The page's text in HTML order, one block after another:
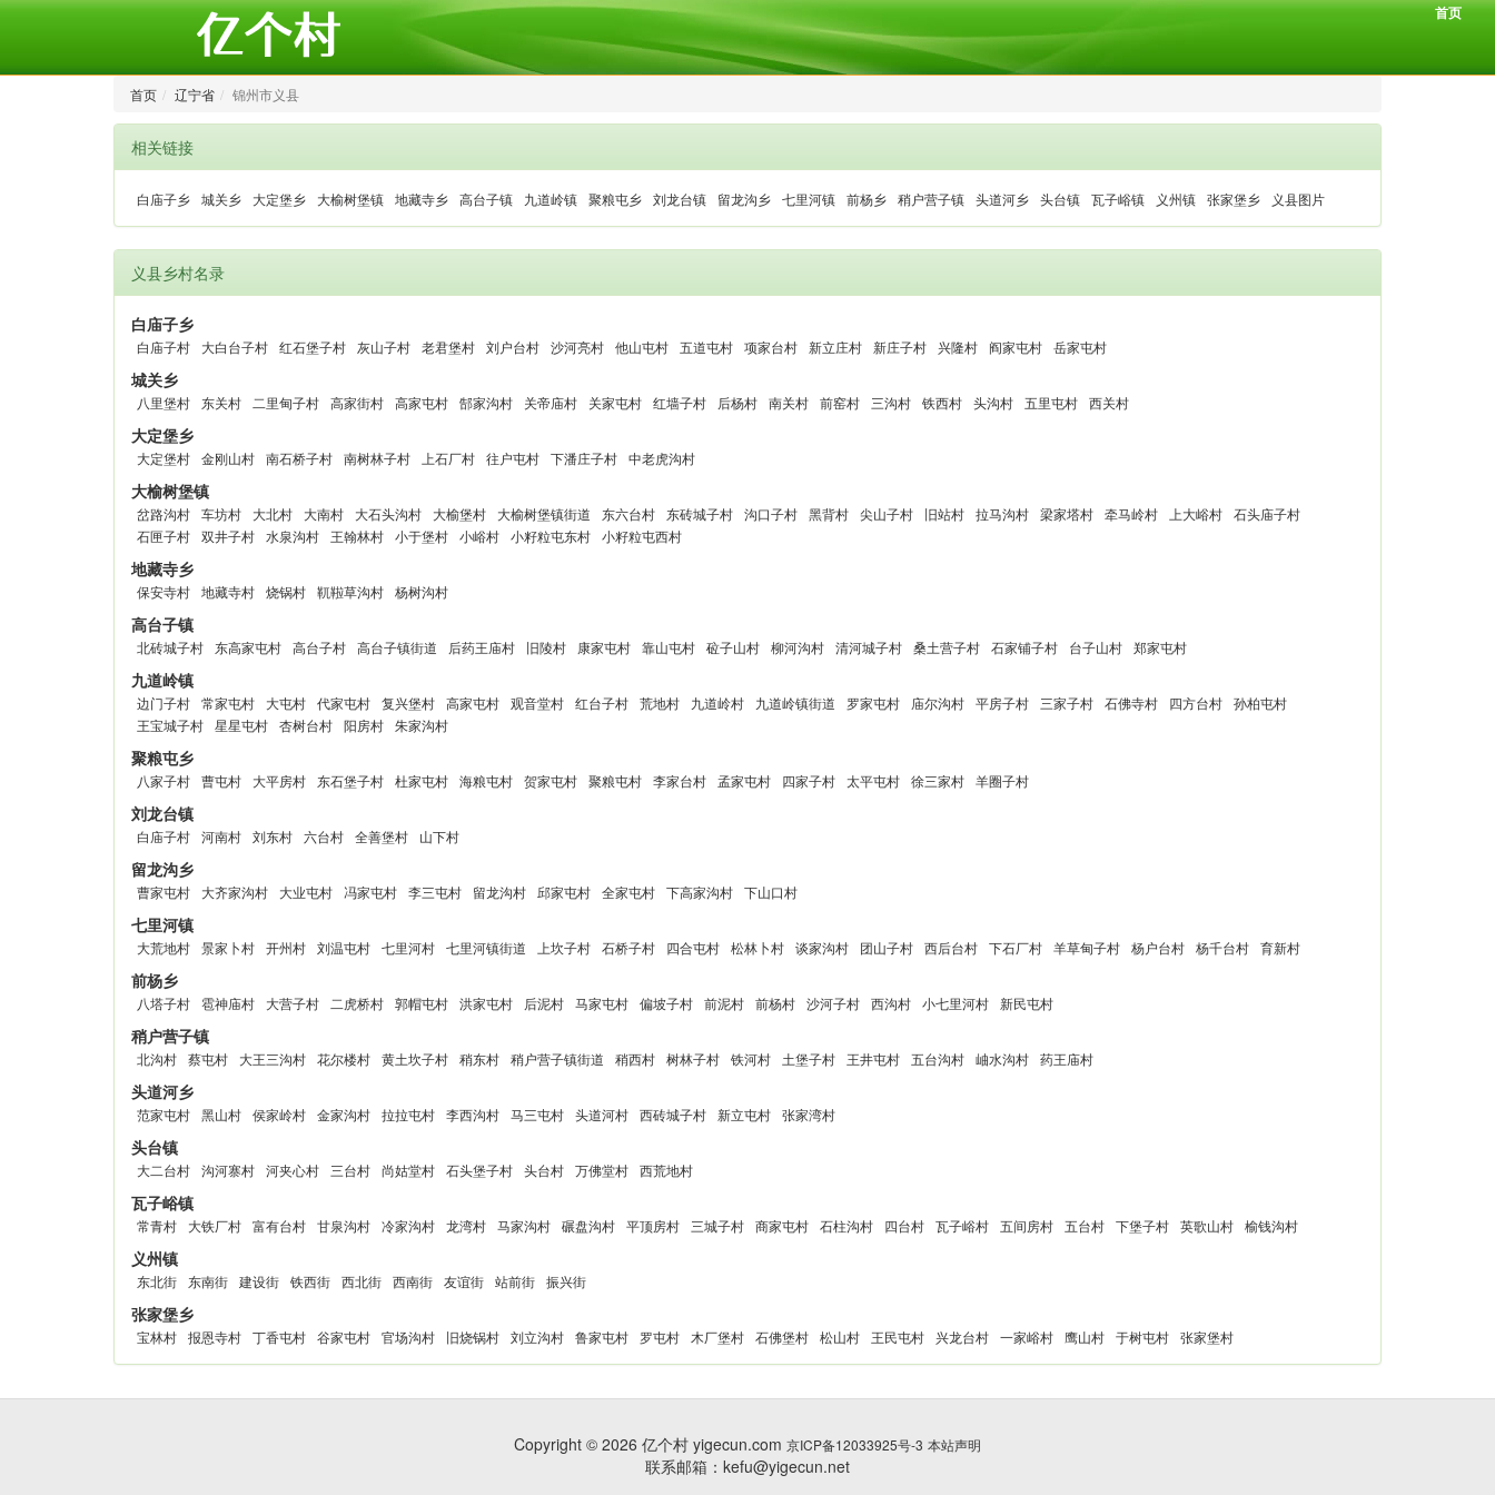
首页
首页 辽宁省 锦州市义县
相关链接
白庙子乡 城关乡 大定堡乡 大榆树堡镇 地藏寺乡 高台子镇 九道岭镇 聚粮屯乡 刘龙台镇 留龙沟乡 七里河镇 前杨乡 稍户营子镇 头道河乡 头台镇 瓦子峪镇 义州镇 张家堡乡 义县图片
义县乡村名录
白庙子乡
白庙子村 大白台子村 红石堡子村 灰山子村 老君堡村 刘户台村 沙河亮村 他山屯村 五道屯村 项家台村 新立庄村 新庄子村 兴隆村 阎家屯村 岳家屯村
城关乡
八里堡村 东关村 二里甸子村 高家街村 高家屯村 郜家沟村 关帝庙村 关家屯村 红墙子村 后杨村 南关村 前窑村 三沟村 铁西村 头沟村 五里屯村 西关村
大定堡乡
大定堡村 金刚山村 南石桥子村 南树林子村 上石厂村 往户屯村 下潘庄子村 中老虎沟村
大榆树堡镇
岔路沟村 车坊村 大北村 大南村 大石头沟村 大榆堡村 大榆树堡镇街道 东六台村 东砖城子村 沟口子村 黑背村 尖山子村 旧站村 拉马沟村 梁家塔村 牵马岭村 上大峪村 石头庙子村
石匣子村 双井子村 水泉沟村 王翰林村 小于堡村 小峪村 小籽粒屯东村 小籽粒屯西村
地藏寺乡
保安寺村 地藏寺村 烧锅村 靰鞡草沟村 杨树沟村
高台子镇
北砖城子村 东高家屯村 高台子村 高台子镇街道 后药王庙村 旧陵村 康家屯村 靠山屯村 砬子山村 柳河沟村 清河城子村 桑土营子村 石家铺子村 台子山村 郑家屯村
九道岭镇
边门子村 常家屯村 大屯村 代家屯村 复兴堡村 高家屯村 观音堂村 红台子村 荒地村 九道岭村 九道岭镇街道 罗家屯村 庙尔沟村 平房子村 三家子村 石佛寺村 四方台村 孙柏屯村
王宝城子村 星星屯村 杏树台村 阳房村 朱家沟村
聚粮屯乡
八家子村 曹屯村 大平房村 东石堡子村 杜家屯村 海粮屯村 贺家屯村 聚粮屯村 李家台村 孟家屯村 四家子村 太平屯村 徐三家村 羊圈子村
刘龙台镇
白庙子村 河南村 刘东村 六台村 全善堡村 山下村
留龙沟乡
曹家屯村 大齐家沟村 大业屯村 冯家屯村 李三屯村 留龙沟村 邱家屯村 全家屯村 下高家沟村 下山口村
七里河镇
大荒地村 景家卜村 开州村 刘温屯村 七里河村 七里河镇街道 上坎子村 石桥子村 四合屯村 松林卜村 谈家沟村 团山子村 西后台村 下石厂村 羊草甸子村 杨户台村 杨千台村 育新村
前杨乡
八塔子村 雹神庙村 大营子村 二虎桥村 郭帽屯村 洪家屯村 后泥村 马家屯村 偏坡子村 前泥村 前杨村 沙河子村 西沟村 小七里河村 新民屯村
稍户营子镇
北沟村 蔡屯村 大王三沟村 花尔楼村 黄土坎子村 稍东村 稍户营子镇街道 稍西村 树林子村 铁河村 土堡子村 王井屯村 五台沟村 岫水沟村 药王庙村
头道河乡
范家屯村 黑山村 侯家岭村 金家沟村 拉拉屯村 李西沟村 马三屯村 头道河村 西砖城子村 新立屯村 张家湾村
头台镇
大二台村 沟河寨村 河夹心村 三台村 尚姑堂村 石头堡子村 头台村 万佛堂村 西荒地村
瓦子峪镇
常青村 大铁厂村 富有台村 甘泉沟村 冷家沟村 龙湾村 马家沟村 碾盘沟村 平顶房村 三城子村 商家屯村 石柱沟村 四台村 瓦子峪村 五间房村 五台村 下堡子村 英歌山村 榆钱沟村
义州镇
东北街 东南街 建设街 铁西街 西北街 西南街 友谊街 站前街 振兴街
张家堡乡
宝林村 报恩寺村 丁香屯村 谷家屯村 官场沟村 旧烧锅村 刘立沟村 鲁家屯村 罗屯村 木厂堡村 石佛堡村 松山村 王民屯村 兴龙台村 一家峪村 鹰山村 于树屯村 张家堡村
Copyright © 2026 亿个村 yigecun.com 京ICP备12033925号-3 本站声明
联系邮箱：kefu@yigecun.net